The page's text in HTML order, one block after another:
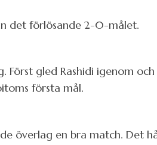
det förlösande 2-0-målet.
gled Rashidi igenom och
första mål.
överlag en bra match. Det